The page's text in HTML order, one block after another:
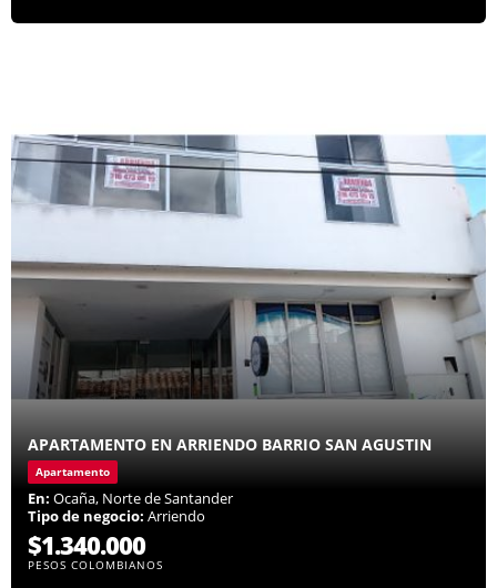
APARTAMENTO EN ARRIENDO BARRIO SAN AGUSTIN
Apartamento
En: Ocaña, Norte de Santander
Tipo de negocio: Arriendo
$1.340.000
PESOS COLOMBIANOS